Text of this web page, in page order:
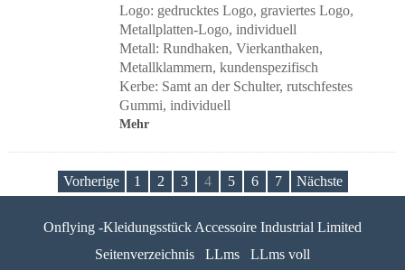
Logo: gedrucktes Logo, graviertes Logo,
Metallplatten-Logo, individuell
Metall: Rundhaken, Vierkanthaken,
Metallklammern, kundenspezifisch
Kerbe: Samt an der Schulter, rutschfestes
Gummi, individuell
Mehr
Vorherige 1 2 3 4 5 6 7 Nächste
Onflying -Kleidungsstück Accessoire Industrial Limited
Seitenverzeichnis
LLms LLms voll